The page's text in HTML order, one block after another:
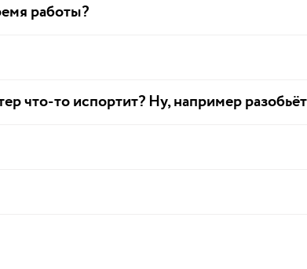
работы?
что-то испортит? Ну, например